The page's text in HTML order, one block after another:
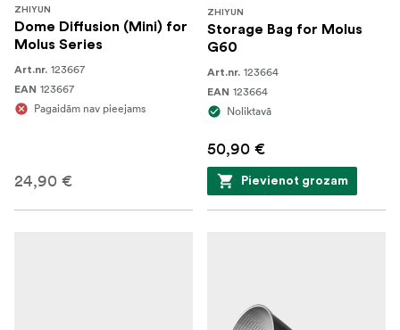
ZHIYUN
Dome Diffusion (Mini) for
Molus Series
Art.nr. 123667
EAN 123667
Pagaidām nav pieejams
24,90 €
ZHIYUN
Storage Bag for Molus
G60
Art.nr. 123664
EAN 123664
Noliktavā
50,90 €
Pievienot grozam